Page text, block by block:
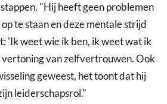
"Hij heeft geen problemen
te staan en deze mentale strijd
'Ik weet wie ik ben, ik weet wat ik
vertoning van zelfvertrouwen. Ook
geweest, het toont dat hij
leiderschapsrol."